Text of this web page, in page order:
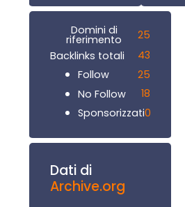
Domini di
riferimento
25
Backlinks totali
43
Follow
25
No Follow
18
Sponsorizzati0
Dati di
Archive.org